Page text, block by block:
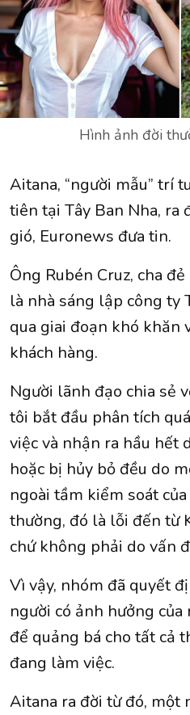
Hình ảnh đời
Aitana, “người mẫu” trí
tiên tại Tây Ban Nha, ra
gió, Euronews đưa tin.
Ông Rubén Cruz, cha
là nhà sáng lập công ty
qua giai đoạn khó khăn
khách hàng.
Người lãnh đạo chia sẻ
tôi bắt đầu phân tích
việc và nhận ra hầu hết
hoặc bị hủy bỏ đều do
ngoài tầm kiểm soát
thường, đó là lỗi đến từ
chứ không phải do vấn
Vì vậy, nhóm đã quyết
người có ảnh hưởng
để quảng bá cho tất cả
đang làm việc.
Aitana ra đời từ đó, một